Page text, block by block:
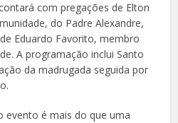
com pregações de Elton
do Padre Alexandre,
Eduardo Favorito, membro
A programação inclui Santo
da madrugada seguida por
evento é mais do que uma